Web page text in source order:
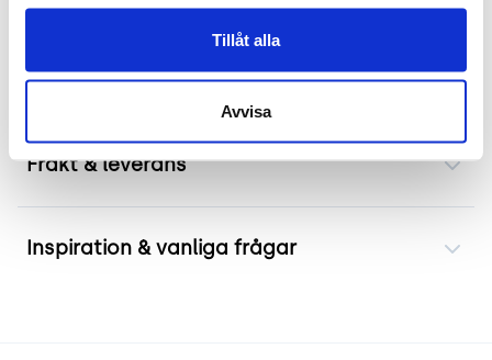
Tillåt alla
Avvisa
sitsen och sviktande ryggbrickan erbjuder komfort
även under längre sittningar. Dess mörkblåa färg
ger en elegant touch till varje rum.
Frakt & leverans
Inspiration & vanliga frågar